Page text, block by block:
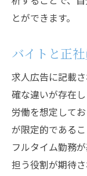
正社員採用
差
求人広
違い
バイト
採用活
働き方を左
とができます。
バイトと正
求人広告に記載
確な違いが存在
労働を想定して
が限定的である
フルタイム勤務
担う役割が期待さ